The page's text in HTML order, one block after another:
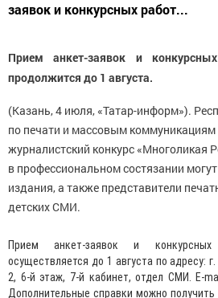
заявок и конкурсных работ...
Прием анкет-заявок и
продолжится до 1 августа.
(Казань, 4 июля, «Татар-информ»).
по печати и массовым коммуникациям
журналистский конкурс «Многоликая
в профессиональном состязании
издания, а также представители
детских СМИ.
Прием анкет-заявок и
осуществляется до 1 августа по адресу:
2, 6-й этаж, 7-й кабинет, отдел СМИ. E-
Дополнительные справки можно получить